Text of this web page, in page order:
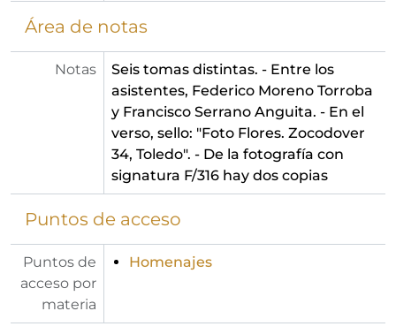
Área de notas
Notas
Seis tomas distintas. - Entre los
asistentes, Federico Moreno Torroba
y Francisco Serrano Anguita. - En el
verso, sello: "Foto Flores. Zocodover
34, Toledo". - De la fotografía con
signatura F/316 hay dos copias
Puntos de acceso
Puntos de
acceso por
materia
Homenajes